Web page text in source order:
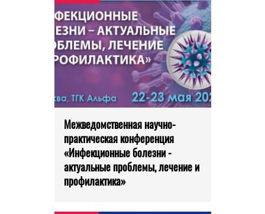
Межведомственная научно-
практическая конференция
«Инфекционные болезни -
актуальные проблемы, лечение и
профилактика»